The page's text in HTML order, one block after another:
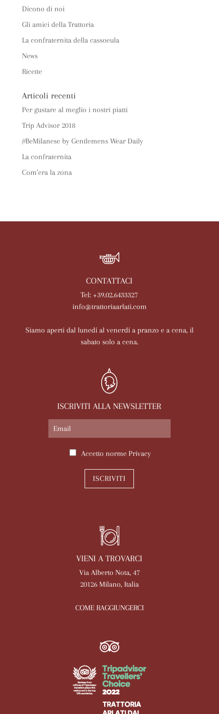
Dicono di noi
Gli amici della Trattoria
La confraternita della cassoeula
News
Ricette
Articoli recenti
Per gustare al meglio i nostri piatti
Trip Advisor 2018
#BeMilanese by Gentlemens Wear Daily
La confraternita
Com’era la zona
CONTATTACI
Tel: +39.02.6433327
info@trattoriaarlati.com
Siamo aperti dal lunedí al venerdí a pranzo e a cena, il
sabato solo a cena.
ISCRIVITI ALLA NEWSLETTER
Accetto norme Privacy
ISCRIVITI
VIENI A TROVARCI
Via Alberto Nota, 47
20126 Milano, Italia
COME RAGGIUNGERCI